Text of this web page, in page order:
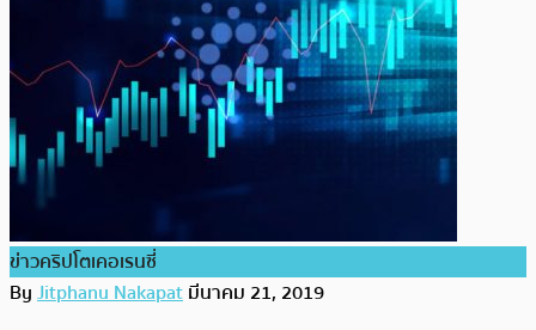
ข่าวคริปโตเคอเรนซี่
ByJitphanu Nakapatมีนาคม 21, 2019